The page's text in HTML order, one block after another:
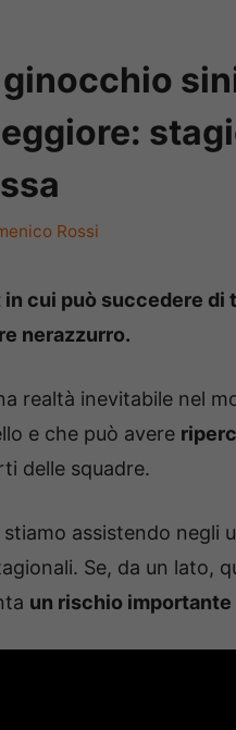
Rossi
in cui può succedere
nerazzurro.
realtà inevitabile nel
e che può avere
delle squadre.
assistendo negli
Se, da un lato,
un rischio importante